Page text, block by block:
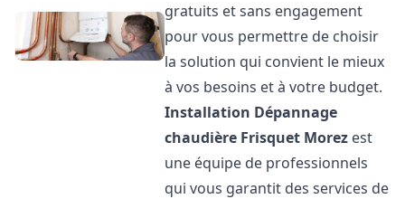
gratuits et sans engagement
pour vous permettre de choisir
la solution qui convient le mieux
à vos besoins et à votre budget.
Installation Dépannage
chaudière Frisquet Morez est
une équipe de professionnels
qui vous garantit des services de